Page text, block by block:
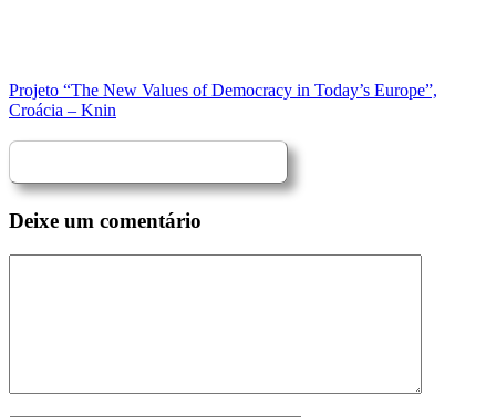
Projeto “The New Values of Democracy in Today’s Europe”,
Croácia – Knin
Deixe um comentário